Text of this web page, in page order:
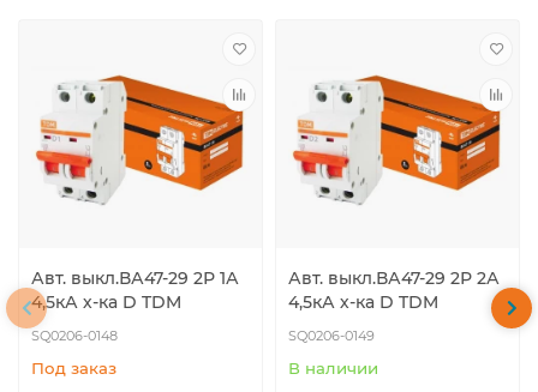
Авт. выкл.ВА47-29 2Р 1А
4,5кА х-ка D TDM
SQ0206-0148
Под заказ
Авт. выкл.ВА47-29 2Р 2А
4,5кА х-ка D TDM
SQ0206-0149
В наличии